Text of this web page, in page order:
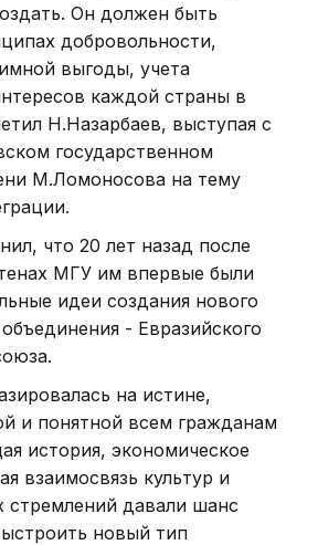
Он должен быть
добровольности,
выгоды, учета
каждой страны в
Н.Назарбаев, выступая с
государственном
М.Ломоносова на тему
что 20 лет назад после
МГУ им впервые были
идеи создания нового
- Евразийского
на истине,
и понятной всем гражданам
история, экономическое
взаимосвязь культур и
стремлений давали шанс
новый тип